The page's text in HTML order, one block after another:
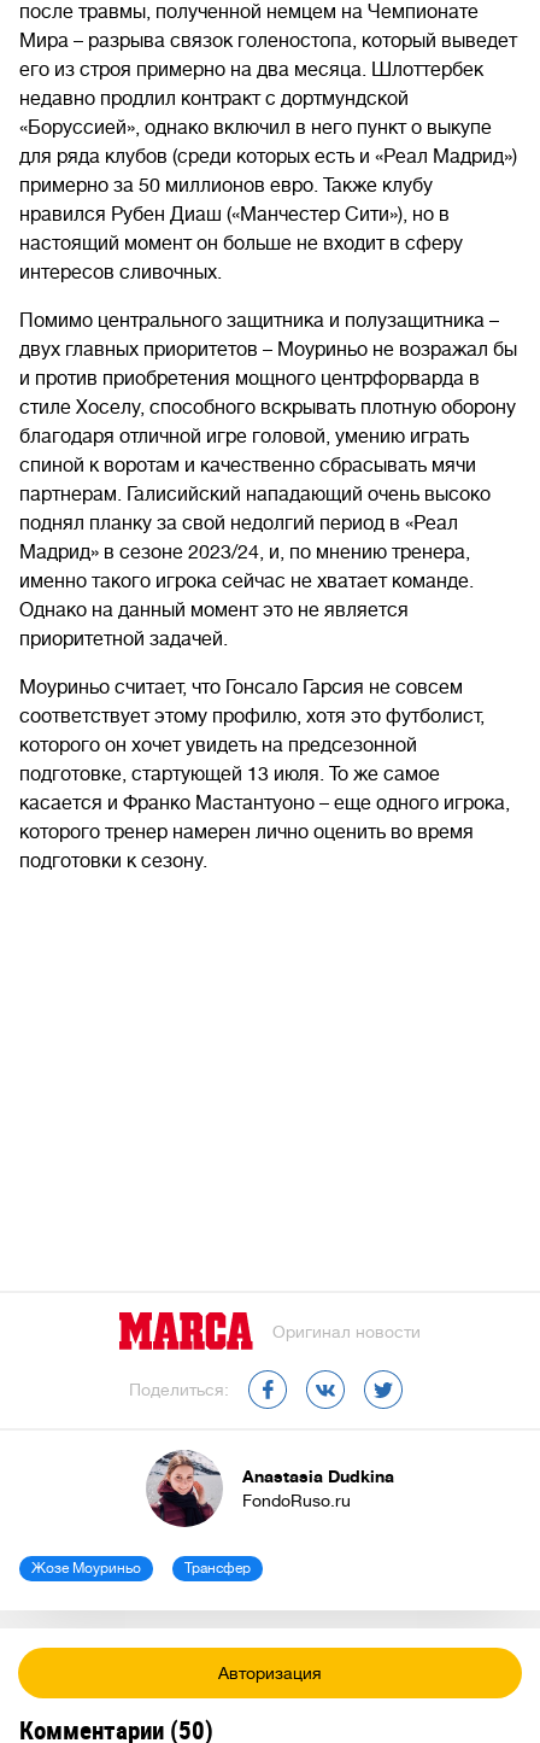
после травмы, полученной немцем на Чемпионате
Мира – разрыва связок голеностопа, который выведет
его из строя примерно на два месяца. Шлоттербек
недавно продлил контракт с дортмундской
«Боруссией», однако включил в него пункт о выкупе
для ряда клубов (среди которых есть и «Реал Мадрид»)
примерно за 50 миллионов евро. Также клубу
нравился Рубен Диаш («Манчестер Сити»), но в
настоящий момент он больше не входит в сферу
интересов сливочных.
Помимо центрального защитника и полузащитника –
двух главных приоритетов – Моуриньо не возражал бы
и против приобретения мощного центрфорварда в
стиле Хоселу, способного вскрывать плотную оборону
благодаря отличной игре головой, умению играть
спиной к воротам и качественно сбрасывать мячи
партнерам. Галисийский нападающий очень высоко
поднял планку за свой недолгий период в «Реал
Мадрид» в сезоне 2023/24, и, по мнению тренера,
именно такого игрока сейчас не хватает команде.
Однако на данный момент это не является
приоритетной задачей.
Моуриньо считает, что Гонсало Гарсия не совсем
соответствует этому профилю, хотя это футболист,
которого он хочет увидеть на предсезонной
подготовке, стартующей 13 июля. То же самое
касается и Франко Мастантуоно – еще одного игрока,
которого тренер намерен лично оценить во время
подготовки к сезону.
Оригинал новости
Поделиться:
Anastasia Dudkina
FondoRuso.ru
Жозе Моуриньо Трансфер
Авторизация
Комментарии (50)